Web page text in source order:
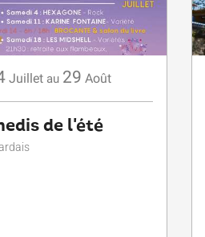
Juillet au 29 Août
de l'été